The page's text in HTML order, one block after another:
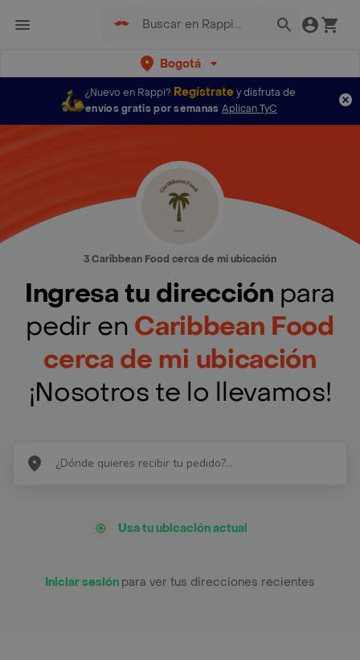
Bogotá
¿Nuevo en Rappi? Regístratey disfruta de
envíos gratis por semanas Aplican TyC
3 Caribbean Food cerca de mi ubicación
Ingresa tu dirección para
pedir en Caribbean Food
cerca de mi ubicación
¡Nosotros te lo llevamos!
Usa tu ubicación actual
Iniciar sesión para ver tus direcciones recientes